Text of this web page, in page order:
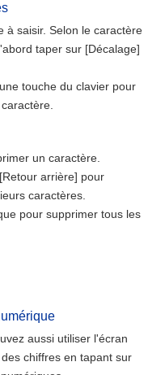
à saisir. Selon le caractère
taper sur [Décalage]
touche du clavier pour
un caractère.
arrière] pour
caractères.
pour supprimer tous les
aussi utiliser l'écran
chiffres en tapant sur